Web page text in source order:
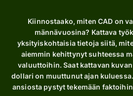
Kiinnostaako, miten CAD on
männävuosina? Kattava
yksityiskohtaisia ​​tietoja siitä,
aiemmin kehittynyt suhteessa
valuuttoihin. Saat kattavan
dollari on muuttunut ajan
ansiosta pystyt tekemään